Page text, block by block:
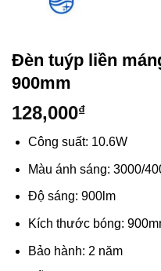
Đèn tuýp liền
900mm
128,000₫
Công suất: 10.6W
Màu ánh sáng: 3000/
Độ sáng: 900lm
Kích thước bóng:
Bảo hành: 2 năm